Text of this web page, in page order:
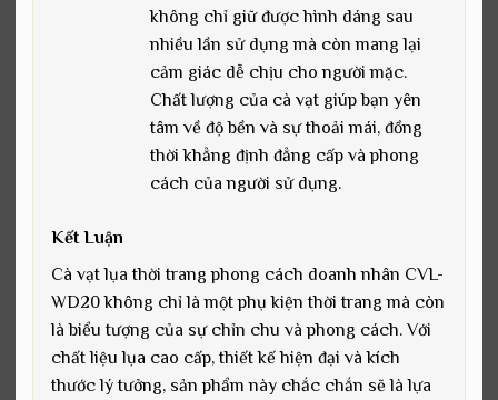
không chỉ giữ được hình dáng sau
nhiều lần sử dụng mà còn mang lại
cảm giác dễ chịu cho người mặc.
Chất lượng của cà vạt giúp bạn yên
tâm về độ bền và sự thoải mái, đồng
thời khẳng định đẳng cấp và phong
cách của người sử dụng.
Kết Luận
Cà vạt lụa thời trang phong cách doanh nhân CVL-
WD20 không chỉ là một phụ kiện thời trang mà còn
là biểu tượng của sự chỉn chu và phong cách. Với
chất liệu lụa cao cấp, thiết kế hiện đại và kích
thước lý tưởng, sản phẩm này chắc chắn sẽ là lựa